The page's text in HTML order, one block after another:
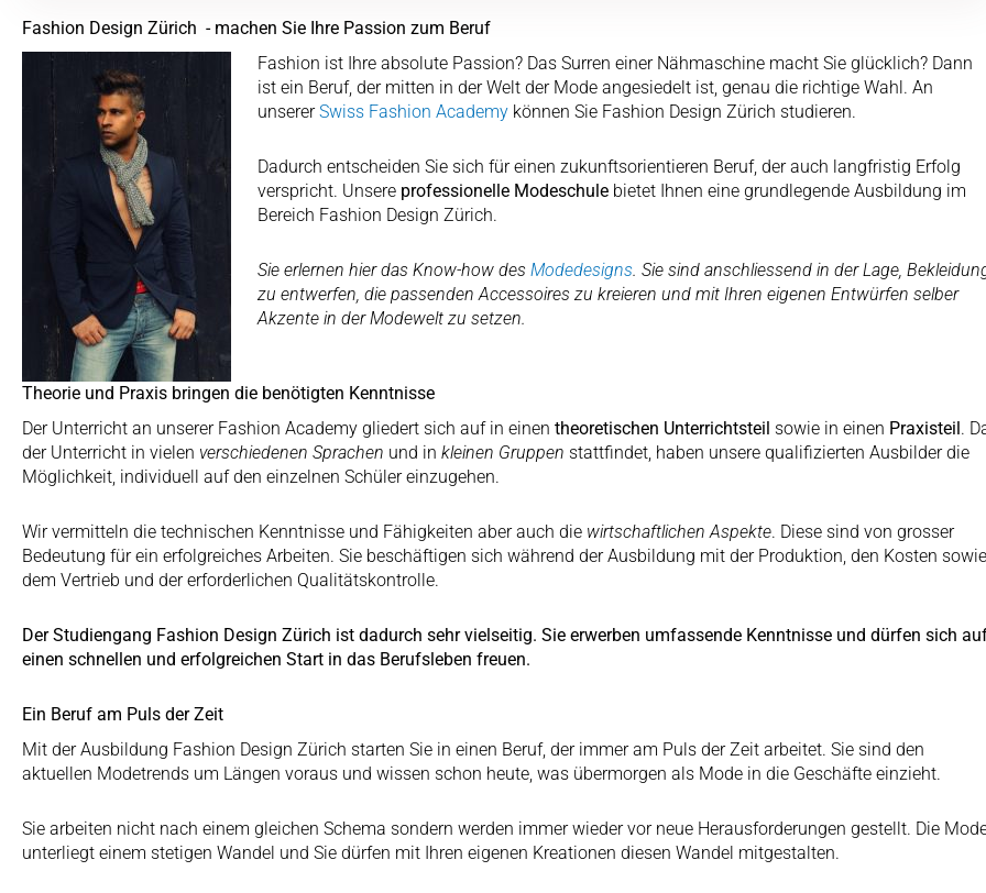
Fashion Design Zürich - machen Sie Ihre Passion zum Beruf
Fashion ist Ihre absolute Passion? Das Surren einer Nähmaschine macht Sie glücklich? Dann
ist ein Beruf, der mitten in der Welt der Mode angesiedelt ist, genau die richtige Wahl. An
unsererSwiss Fashion Academy können Sie Fashion Design Zürich studieren.
Dadurch entscheiden Sie sich für einen zukunftsorientieren Beruf, der auch langfristig Erfolg
verspricht. Unsere professionelle Modeschule bietet Ihnen eine grundlegende Ausbildung im
Bereich Fashion Design Zürich.
Sie erlernen hier das Know-how des Modedesigns. Sie sind anschliessend in der Lage,
zu entwerfen, die passenden Accessoires zu kreieren und mit Ihren eigenen Entwürfen selber
Akzente in der Modewelt zu setzen.
Theorie und Praxis bringen die benötigten Kenntnisse
Der Unterricht an unserer Fashion Academy gliedert sich auf in einen theoretischen Unterrichtsteil sowie in einen Praxisteil.
der Unterricht in vielen verschiedenen Sprachen und in kleinen Gruppen stattfindet, haben unsere qualifizierten Ausbilder die
Möglichkeit, individuell auf den einzelnen Schüler einzugehen.
Wir vermitteln die technischen Kenntnisse und Fähigkeiten aber auch die wirtschaftlichen Aspekte. Diese sind von grosser
Bedeutung für ein erfolgreiches Arbeiten. Sie beschäftigen sich während der Ausbildung mit der Produktion, den Kosten sowie
dem Vertrieb und der erforderlichen Qualitätskontrolle.
Der Studiengang Fashion Design Zürich ist dadurch sehr vielseitig. Sie erwerben umfassende Kenntnisse und dürfen sich
einen schnellen und erfolgreichen Start in das Berufsleben freuen.
Ein Beruf am Puls der Zeit
Mit der Ausbildung Fashion Design Zürich starten Sie in einen Beruf, der immer am Puls der Zeit arbeitet. Sie sind den
aktuellen Modetrends um Längen voraus und wissen schon heute, was übermorgen als Mode in die Geschäfte einzieht.
Sie arbeiten nicht nach einem gleichen Schema sondern werden immer wieder vor neue Herausforderungen gestellt. Die
unterliegt einem stetigen Wandel und Sie dürfen mit Ihren eigenen Kreationen diesen Wandel mitgestalten.